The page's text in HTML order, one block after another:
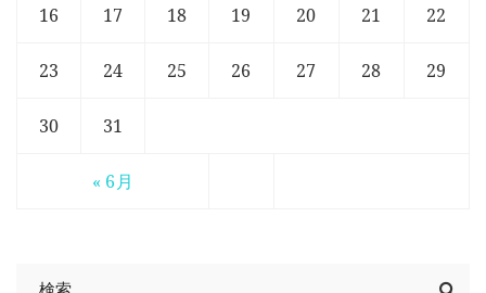
« 6月
16 17 18 19 20 21 22
23 24 25 26 27 28 29
30 31